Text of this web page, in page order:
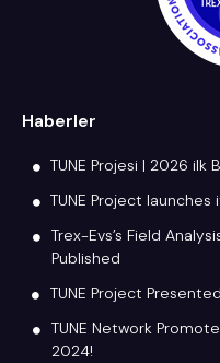
Haberler
TUNE Projesi | 2026 ilk
TUNE Project
Trex-Evs’s Field
Published
TUNE Project
TUNE Network
2024!